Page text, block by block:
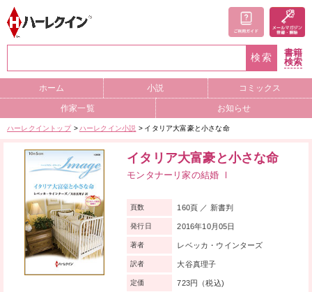
検索
書籍
検索
ホーム 小説 コミックス
作家一覧 お知らせ
ハーレクイントップ ハーレクイン小説 イタリア大富豪と小さな命
イタリア大富豪と小さな命
モンタナーリ家の結婚 Ⅰ
頁数 160頁 ／ 新書判
発行日 2016年10月05日
著者 レベッカ・ウインターズ
訳者 大谷真理子
定価 723円（税込)